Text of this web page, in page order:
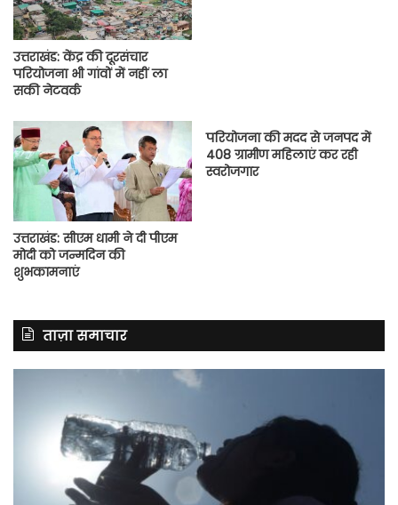
उत्तराखंड: केंद्र की दूरसंचार
परियोजना भी गांवों में नहीं ला
सकी नेटवर्क
उत्तराखंड: सीएम धामी ने दी पीएम
मोदी को जन्मदिन की
शुभकामनाएं
परियोजना की मदद से जनपद में
408 ग्रामीण महिलाएं कर रही
स्वरोजगार
ताज़ा समाचार